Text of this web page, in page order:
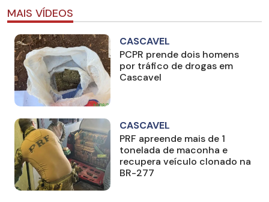
MAIS VÍDEOS
CASCAVEL
PCPR prende dois homens
por tráfico de drogas em
Cascavel
CASCAVEL
PRF apreende mais de 1
tonelada de maconha e
recupera veículo clonado na
BR-277